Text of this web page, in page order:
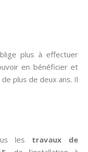
plus à effectuer
en bénéficier et
plus de deux ans. Il
les travaux de